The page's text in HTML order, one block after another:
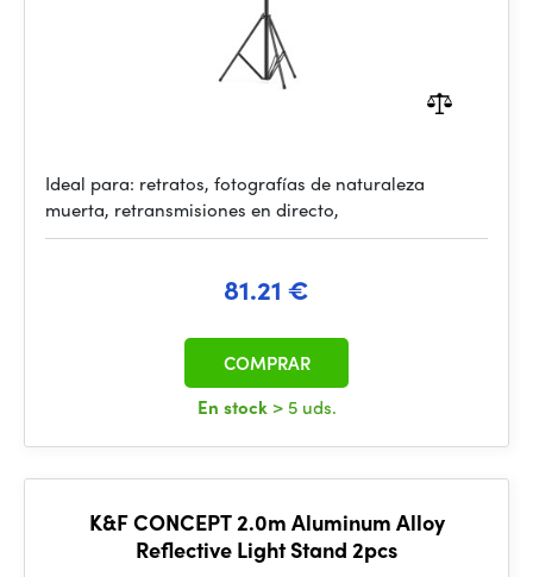
Ideal para: retratos, fotografías de naturaleza
muerta, retransmisiones en directo,
81.21 €
En stock > 5 uds.
COMPRAR
K&F CONCEPT 2.0m Aluminum Alloy
Reflective Light Stand 2pcs